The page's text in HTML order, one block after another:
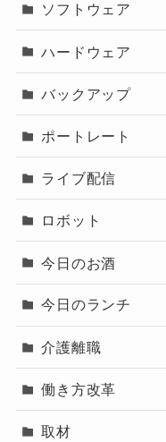
ソフトウェア
ハードウェア
バックアップ
ポートレート
ライブ配信
ロボット
今日のお酒
今日のランチ
介護離職
働き方改革
取材